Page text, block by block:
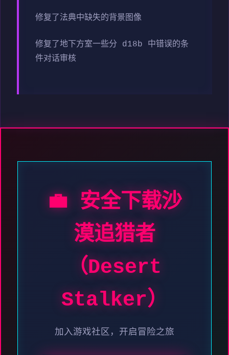
修复了法典中缺失的背景图像
修复了地下方室一些分 d18b 中错误的条
件对话审核
💼 安全下载沙
漠追猎者
（Desert
Stalker）
加入游戏社区，开启冒险之旅